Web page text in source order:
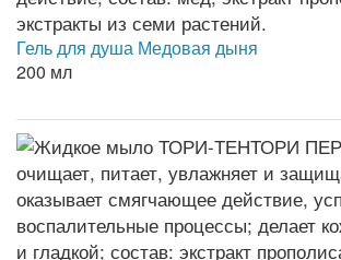
Гель для душа Медовая дыня
200 мл